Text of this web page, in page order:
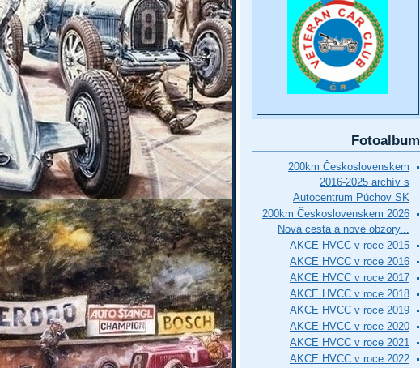
Fotoalbum
200km Československem
2016-2025 archív s
Autocentrum Púchov SK
200km Československem 2026
Nová cesta a nové obzory...
AKCE HVCC v roce 2015
AKCE HVCC v roce 2016
AKCE HVCC v roce 2017
AKCE HVCC v roce 2018
AKCE HVCC v roce 2019
AKCE HVCC v roce 2020
AKCE HVCC v roce 2021
AKCE HVCC v roce 2022